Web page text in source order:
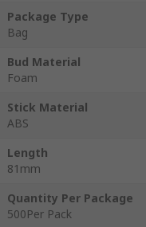
Package Type
Bag
Bud Material
Foam
Stick Material
ABS
Length
81mm
Quantity Per Package
500Per Pack